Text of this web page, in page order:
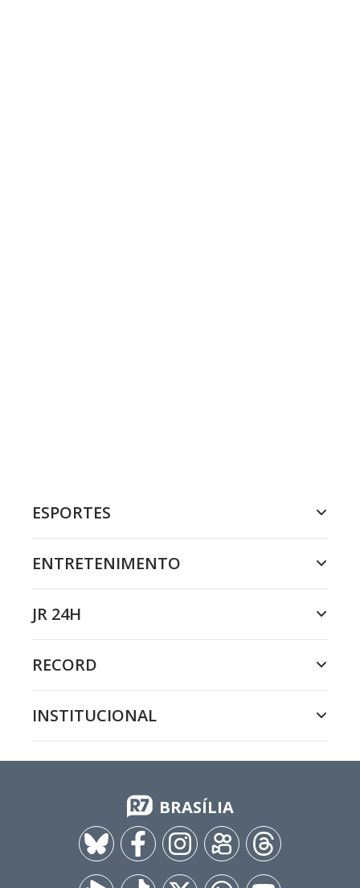
ESPORTES
ENTRETENIMENTO
JR 24H
RECORD
INSTITUCIONAL
BRASÍLIA